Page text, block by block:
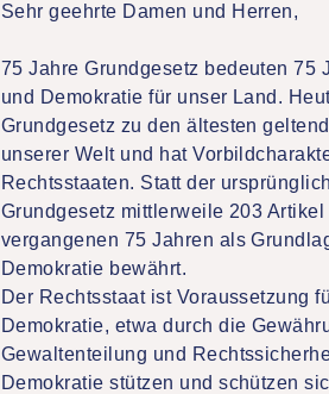
Sehr geehrte Damen und Herren,
75 Jahre Grundgesetz bedeuten 75
und Demokratie für unser Land.
Grundgesetz zu den ältesten
unserer Welt und hat
Rechtsstaaten. Statt der
Grundgesetz mittlerweile 203
vergangenen 75 Jahren als
Demokratie bewährt.
Der Rechtsstaat ist Voraussetzung
Demokratie, etwa durch die
Gewaltenteilung und
Demokratie stützen und schützen